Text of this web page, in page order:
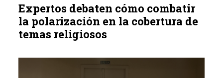
Expertos debaten cómo combatir
la polarización en la cobertura de
temas religiosos